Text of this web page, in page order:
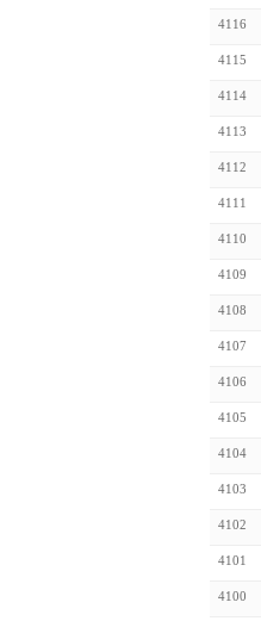
4116
4115
4114
4113
4112
4111
4110
4109
4108
4107
4106
4105
4104
4103
4102
4101
4100